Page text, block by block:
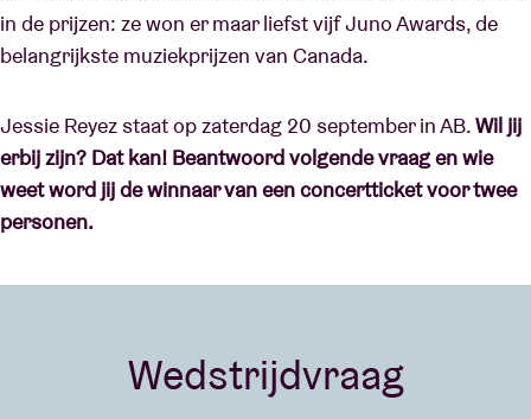
in de prijzen: ze won er maar liefst vijf Juno Awards, de
belangrijkste muziekprijzen van Canada.
Jessie Reyez staat op zaterdag 20 september in AB.Wil jij
erbij zijn? Dat kan! Beantwoord volgende vraag en wie
weet word jij de winnaar van een concertticket voor twee
personen.
Wedstrijdvraag